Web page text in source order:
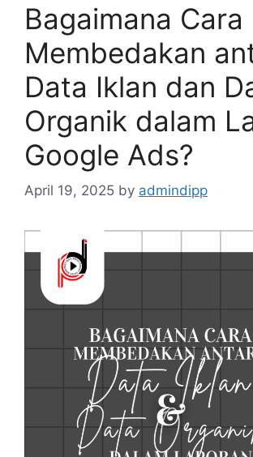
Bagaimana Cara
Membedakan
Data Iklan dan
Organik dalam
Google Ads?
April 19, 2025 by admindipp